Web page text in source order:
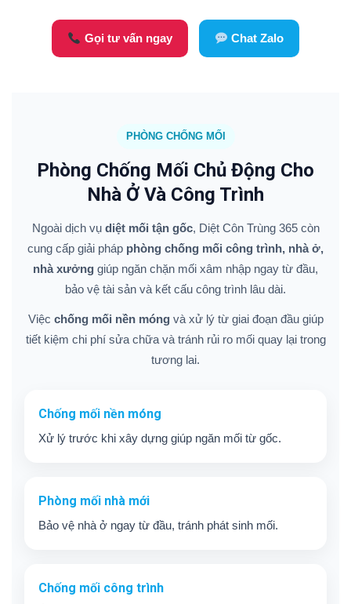
Gọi tư vấn ngay Chat Zalo
PHÒNG CHỐNG MỐI
Phòng Chống Mối Chủ Động Cho
Nhà Ở Và Công Trình
Ngoài dịch vụ diệt mối tận gốc, Diệt Côn Trùng 365 còn
cung cấp giải pháp phòng chống mối công trình, nhà ở,
nhà xưởng giúp ngăn chặn mối xâm nhập ngay từ đầu,
bảo vệ tài sản và kết cấu công trình lâu dài.
Việc chống mối nền móngvà xử lý từ giai đoạn đầu giúp
tiết kiệm chi phí sửa chữa và tránh rủi ro mối quay lại trong
tương lai.
Chống mối nền móng
Xử lý trước khi xây dựng giúp ngăn mối từ gốc.
Phòng mối nhà mới
Bảo vệ nhà ở ngay từ đầu, tránh phát sinh mối.
Chống mối công trình